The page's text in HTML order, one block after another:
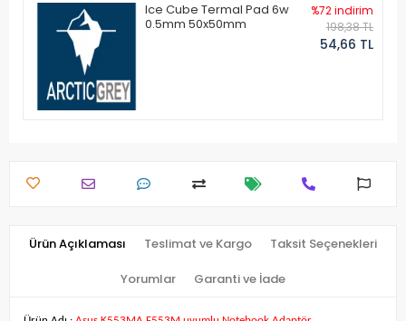
Ice Cube Termal Pad 6w
0.5mm 50x50mm
%72 indirim
198,38 TL
54,66 TL
Ürün Açıklaması Teslimat ve Kargo Taksit Seçenekleri
Yorumlar Garanti ve İade